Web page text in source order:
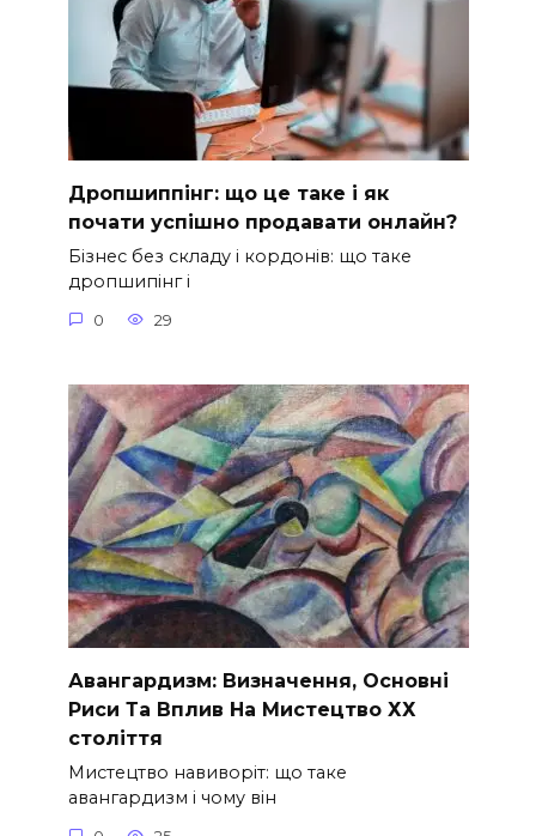
Дропшиппінг: що це таке і як
почати успішно продавати онлайн?
Бізнес без складу і кордонів: що таке
дропшипінг і
0 29
Авангардизм: Визначення, Основні
Риси Та Вплив На Мистецтво ХХ
століття
Мистецтво навиворіт: що таке
авангардизм і чому він